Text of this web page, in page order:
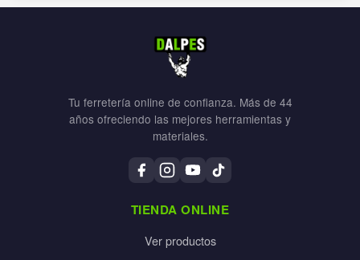
Tu ferretería online de confianza. Más de 44
años ofreciendo las mejores herramientas y
materiales.
TIENDA ONLINE
Ver productos